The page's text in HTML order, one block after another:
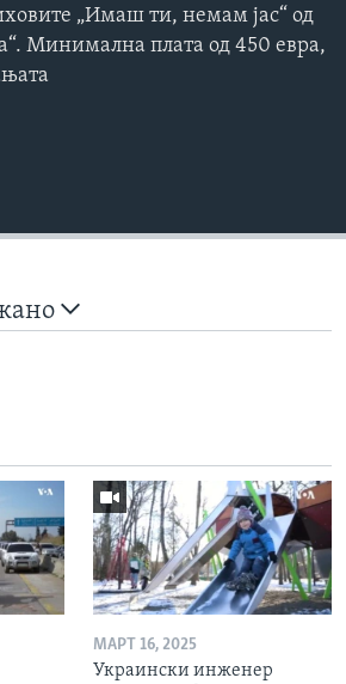
„Имаш ти, немам јас“ од
Минимална плата од 450 евра,
МАРТ 16, 2025
Украински инженер